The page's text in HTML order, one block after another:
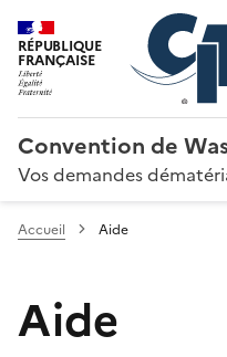
RÉPUBLIQUE
FRANÇAISE
Convention de
Vos demandes
Accueil Aide
Aide